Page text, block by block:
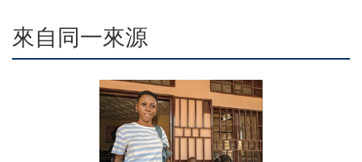
來自同一來源